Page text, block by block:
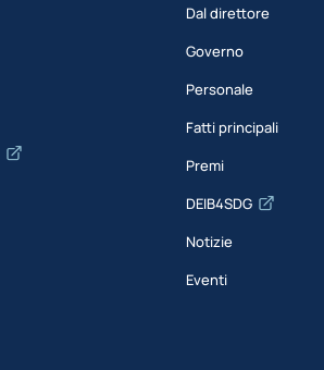
Dal direttore
Governo
Personale
Fatti principali
Premi
DEIB4SDG
Notizie
Eventi